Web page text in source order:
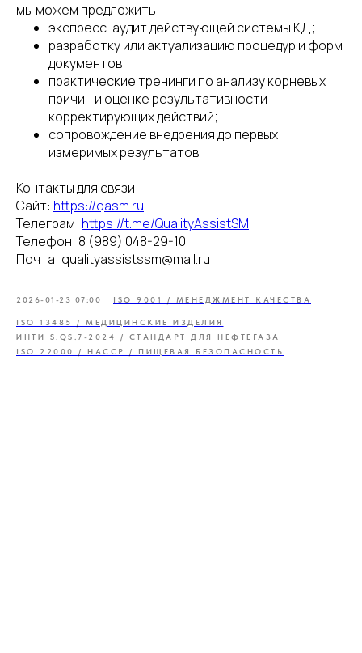
мы можем предложить:
экспресс-аудит действующей системы КД;
разработку или актуализацию процедур и форм
документов;
практические тренинги по анализу корневых
причин и оценке результативности
корректирующих действий;
сопровождение внедрения до первых
измеримых результатов.
Контакты для связи:
Сайт: https://qasm.ru
Телеграм: https://t.me/QualityAssistSM
Телефон: 8 (989) 048-29-10
Почта: qualityassistssm@mail.ru
2026-01-23 07:00 ISO 9001 / МЕНЕДЖМЕНТ КАЧЕСТВА
ISO 13485 / МЕДИЦИНСКИЕ ИЗДЕЛИЯ
ИНТИ S.QS.7-2024 / СТАНДАРТ ДЛЯ НЕФТЕГАЗА
ISO 22000 / HACCP / ПИЩЕВАЯ БЕЗОПАСНОСТЬ